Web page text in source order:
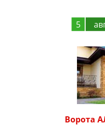
5
Ворота